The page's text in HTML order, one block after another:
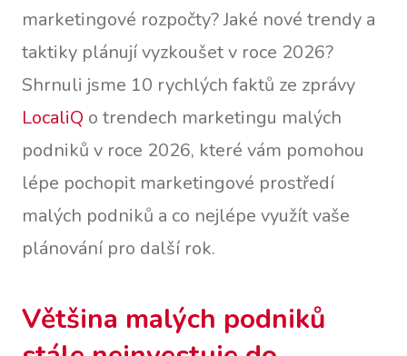
marketingové rozpočty? Jaké nové trendy a
taktiky plánují vyzkoušet v roce 2026?
Shrnuli jsme 10 rychlých faktů ze zprávy
LocaliQ o trendech marketingu malých
podniků v roce 2026, které vám pomohou
lépe pochopit marketingové prostředí
malých podniků a co nejlépe využít vaše
plánování pro další rok.
Většina malých podniků